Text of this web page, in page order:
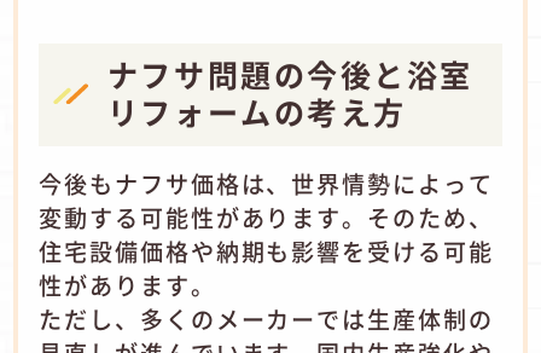
ナフサ問題の今後と浴室
リフォームの考え方
今後もナフサ価格は、世界情勢によって
変動する可能性があります。そのため、
住宅設備価格や納期も影響を受ける可能
性があります。
ただし、多くのメーカーでは生産体制の